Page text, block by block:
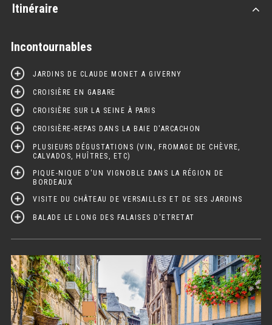
Itinéraire
Incontournables
JARDINS DE CLAUDE MONET A GIVERNY
CROISIÈRE EN GABARE
CROISIÈRE SUR LA SEINE À PARIS
CROISIÈRE-REPAS DANS LA BAIE D'ARCACHON
PLUSIEURS DÉGUSTATIONS (VIN, FROMAGE DE CHÈVRE,
CALVADOS, HUÎTRES, ETC)
PIQUE-NIQUE D'UN VIGNOBLE DANS LA RÉGION DE
BORDEAUX
VISITE DU CHÂTEAU DE VERSAILLES ET DE SES JARDINS
BALADE LE LONG DES FALAISES D'ETRETAT